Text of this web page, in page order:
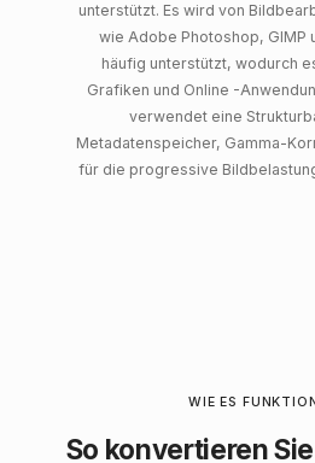
unterstützt. Es wird von
wie Adobe Photoshop, GIMP
häufig unterstützt, wodurch
Grafiken und Online -
verwendet eine
Metadatenspeicher, Gamma-
für die progressive
WIE ES
So konvertieren Sie